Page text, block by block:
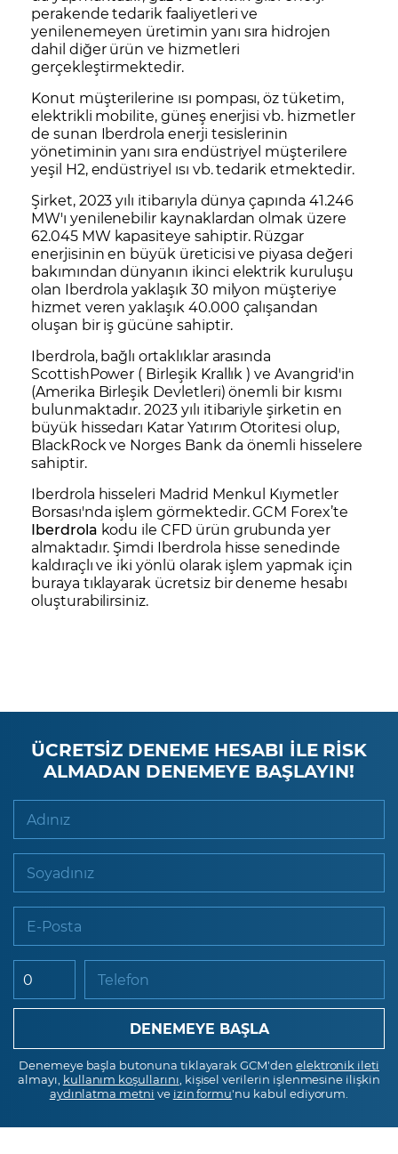
perakende tedarik faaliyetleri ve
yenilenemeyen üretimin yanı sıra hidrojen
dahil diğer ürün ve hizmetleri
gerçekleştirmektedir.
Konut müşterilerine ısı pompası, öz tüketim,
elektrikli mobilite, güneş enerjisi vb. hizmetler
de sunan Iberdrola enerji tesislerinin
yönetiminin yanı sıra endüstriyel müşterilere
yeşil H2, endüstriyel ısı vb. tedarik etmektedir.
Şirket, 2023 yılı itibarıyla dünya çapında 41.246
MW'ı yenilenebilir kaynaklardan olmak üzere
62.045 MW kapasiteye sahiptir. Rüzgar
enerjisinin en büyük üreticisi ve piyasa değeri
bakımından dünyanın ikinci elektrik kuruluşu
olan Iberdrola yaklaşık 30 milyon müşteriye
hizmet veren yaklaşık 40.000 çalışandan
oluşan bir iş gücüne sahiptir.
Iberdrola, bağlı ortaklıklar arasında
ScottishPower ( Birleşik Krallık ) ve Avangrid'in
(Amerika Birleşik Devletleri) önemli bir kısmı
bulunmaktadır. 2023 yılı itibariyle şirketin en
büyük hissedarı Katar Yatırım Otoritesi olup,
BlackRock ve Norges Bank da önemli hisselere
sahiptir.
Iberdrola hisseleri Madrid Menkul Kıymetler
Borsası'nda işlem görmektedir. GCM Forex’te
Iberdrola kodu ile CFD ürün grubunda yer
almaktadır. Şimdi Iberdrola hisse senedinde
kaldıraçlı ve iki yönlü olarak işlem yapmak için
buraya tıklayarak ücretsiz bir deneme hesabı
oluşturabilirsiniz.
ÜCRETSİZ DENEME HESABI İLE RİSK
ALMADAN DENEMEYE BAŞLAYIN!
Adınız
Soyadınız
E-Posta
Telefon
Denemeye başla butonuna tıklayarak GCM'den elektronik ileti
almayı, kullanım koşullarını , kişisel verilerin işlenmesine ilişkin
aydınlatma metni ve izin formu'nu kabul ediyorum.